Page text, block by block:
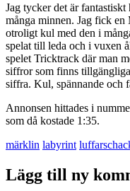
Jag tycker det är
många minnen. Jag fick
otroligt kul med den i
spelat till leda och i vuxen
spelet Tricktrack där man
siffror som finns
siffra. Kul, spännande och
Annonsen hittades i
som då kostade 1:35.
märklin labyrint
Lägg till ny